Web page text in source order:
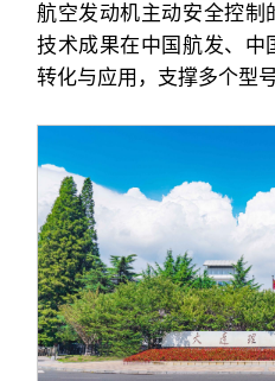
航空发动机主动安全控制
技术成果在中国航发、中
转化与应用，支撑多个型